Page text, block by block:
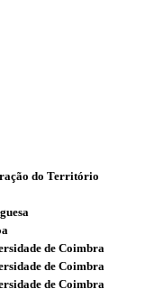
do Território
de Coimbra
de Coimbra
de Coimbra